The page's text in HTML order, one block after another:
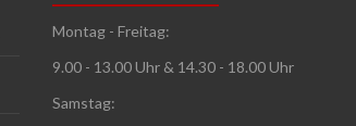
Montag - Freitag:
9.00 - 13.00 Uhr & 14.30 - 18.00 Uhr
Samstag: